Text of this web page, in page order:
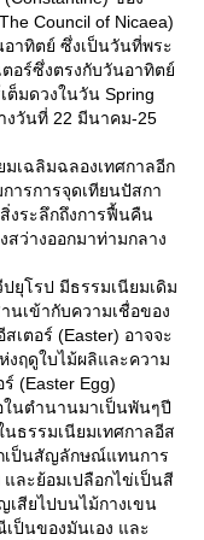
Council of Nicaea)
าทิตย์ ซึ่งเป็นวันที่พระ
อร์ซึ่งตรงกับวันอาทิตย์
มดวงในวัน Spring
งวันที่ 22 มีนาคม-25
เฉลิมฉลองเทศกาลอีก
ารการจุดเทียนปัสกา
งระลึกถึงการฟื้นคืน
ว่างออกมาท่ามกลาง
ยุโรป มีธรรมเนียมเดิม
นเข้ากับความเชื่อของ
เตอร์ (Easter) อาจจะ
งฤดูใบไม้ผลิและความ
(Easter Egg)
นตำนานมาเป็นพันๆปี
ธรรมเนียมเทศกาลอีส
เป็นสัญลักษณ์แทนการ
ละย้อมเปลือกไข่เป็นสี
สียไปบนไม้กางเขน
ป็นของมันเอง และ